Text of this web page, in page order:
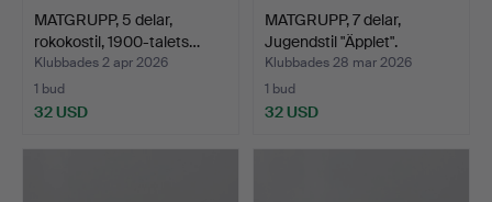
MATGRUPP, 5 delar,
rokokostil, 1900-talets…
Klubbades 2 apr 2026
1 bud
32 USD
MATGRUPP, 7 delar,
Jugendstil "Äpplet".
Klubbades 28 mar 2026
1 bud
32 USD